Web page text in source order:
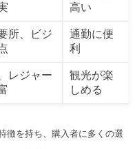
高い
所、ビジ
通勤に便
利
レジャー
観光が楽
しめる
徴を持ち、購入者に多くの選